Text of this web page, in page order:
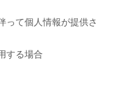
って個人情報が提供さ
する場合